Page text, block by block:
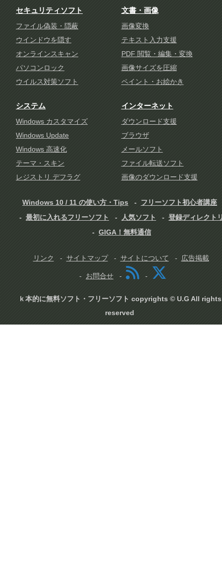
セキュリティソフト
ファイル偽装・隠蔽
ウインドウを隠す
オンラインスキャン
パソコンロック
ウイルス対策ソフト
文書・画像
画像変換
テキスト入力支援
PDF 閲覧・編集・変換
画像サイズを圧縮
ペイント・お絵かき
システム
Windows カスタマイズ
Windows Update
Windows 高速化
テーマ・スキン
レジストリ デフラグ
インターネット
ダウンロード支援
ブラウザ
メールソフト
ファイル転送ソフト
画像のダウンロード支援
Windows 10 / 11 の使い方・Tips
フリーソフト初心者講座
最初に入れるフリーソフト
人気ソフト
登録ディレクト
GIGA！無料通信
リンク サイトマップ サイトについて 広告掲載
お問合せ
ｋ本的に無料ソフト・フリーソフト copyrights © U.G All rights
reserved